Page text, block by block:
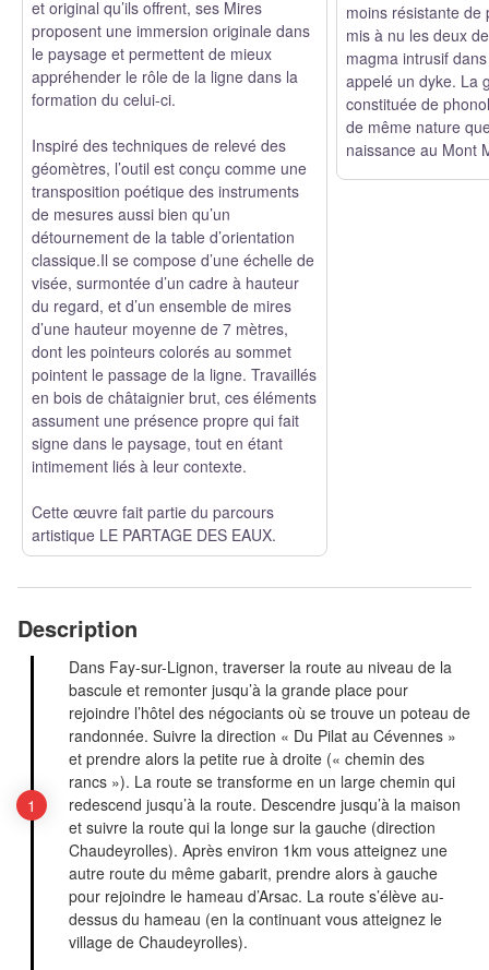
et original qu’ils offrent, ses Mires
proposent une immersion originale dans
le paysage et permettent de mieux
appréhender le rôle de la ligne dans la
formation du celui-ci.
Inspiré des techniques de relevé des
géomètres, l’outil est conçu comme une
transposition poétique des instruments
de mesures aussi bien qu’un
détournement de la table d’orientation
classique.Il se compose d’une échelle de
visée, surmontée d’un cadre à hauteur
du regard, et d’un ensemble de mires
d’une hauteur moyenne de 7 mètres,
dont les pointeurs colorés au sommet
pointent le passage de la ligne. Travaillés
en bois de châtaignier brut, ces éléments
assument une présence propre qui fait
signe dans le paysage, tout en étant
intimement liés à leur contexte.
Cette œuvre fait partie du parcours
artistique LE PARTAGE DES EAUX.
moins résistante
mis à nu les deux
magma intrusif
appelé un dyke. La
constituée de
de même nature
naissance au Mont
Description
Dans Fay-sur-Lignon, traverser la route au niveau de la
bascule et remonter jusqu’à la grande place pour
rejoindre l’hôtel des négociants où se trouve un poteau de
randonnée. Suivre la direction « Du Pilat au Cévennes »
et prendre alors la petite rue à droite (« chemin des
rancs »). La route se transforme en un large chemin qui
redescend jusqu’à la route. Descendre jusqu’à la maison
et suivre la route qui la longe sur la gauche (direction
Chaudeyrolles). Après environ 1km vous atteignez une
autre route du même gabarit, prendre alors à gauche
pour rejoindre le hameau d’Arsac. La route s’élève au-
dessus du hameau (en la continuant vous atteignez le
village de Chaudeyrolles).